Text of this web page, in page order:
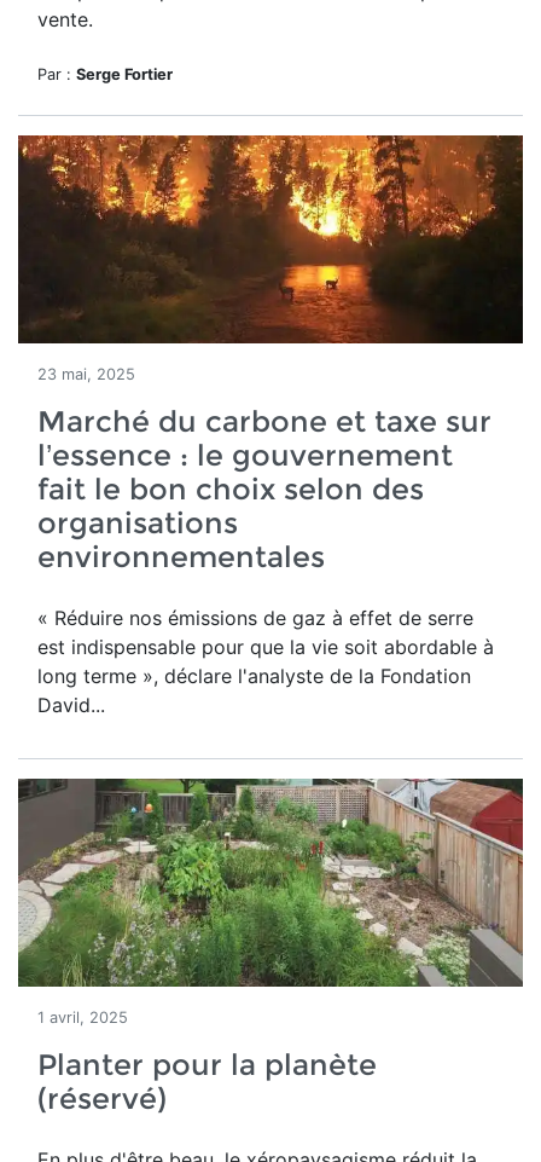
vente.
Par : Serge Fortier
23 mai, 2025
Marché du carbone et taxe sur
l’essence : le gouvernement
fait le bon choix selon des
organisations
environnementales
« Réduire nos émissions de gaz à effet de serre
est indispensable pour que la vie soit abordable à
long terme », déclare l'analyste de la Fondation
David...
1 avril, 2025
Planter pour la planète
(réservé)